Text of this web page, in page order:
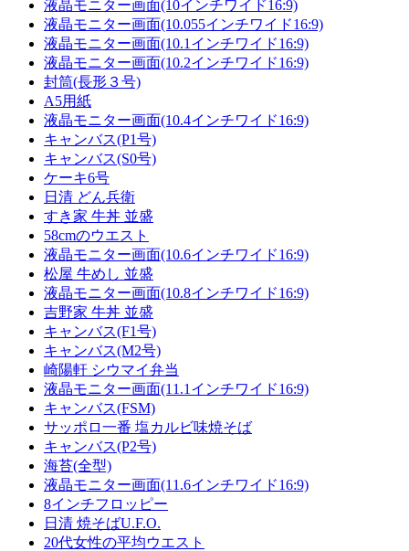
液晶モニター画面(10インチワイド16:9)
液晶モニター画面(10.055インチワイド16:9)
液晶モニター画面(10.1インチワイド16:9)
液晶モニター画面(10.2インチワイド16:9)
封筒(長形３号)
A5用紙
液晶モニター画面(10.4インチワイド16:9)
キャンバス(P1号)
キャンバス(S0号)
ケーキ6号
日清 どん兵衛
すき家 牛丼 並盛
58cmのウエスト
液晶モニター画面(10.6インチワイド16:9)
松屋 牛めし 並盛
液晶モニター画面(10.8インチワイド16:9)
吉野家 牛丼 並盛
キャンバス(F1号)
キャンバス(M2号)
崎陽軒 シウマイ弁当
液晶モニター画面(11.1インチワイド16:9)
キャンバス(FSM)
サッポロ一番 塩カルビ味焼そば
キャンバス(P2号)
海苔(全型)
液晶モニター画面(11.6インチワイド16:9)
8インチフロッピー
日清 焼そばU.F.O.
20代女性の平均ウエスト